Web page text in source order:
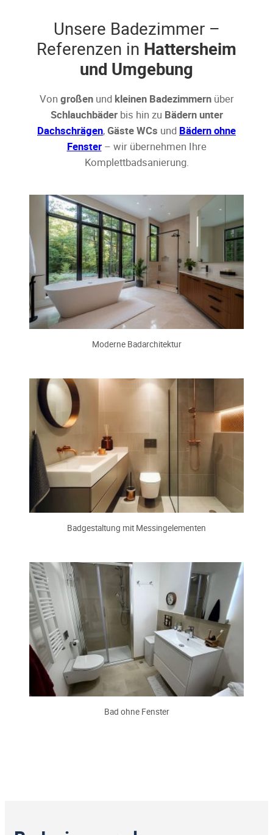
Unsere Badezimmer –
Referenzen in Hattersheim
und Umgebung
Von großenund kleinen Badezimmernüber
Schlauchbäderbis hin zu Bädern unter
Dachschrägen,Gäste WCs und Bädern ohne
Fenster– wir übernehmen Ihre
Komplettbadsanierung.
Moderne Badarchitektur
Badgestaltung mit Messingelementen
Bad ohne Fenster